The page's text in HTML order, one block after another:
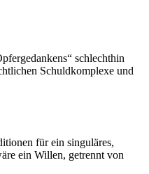
schlechthin
Schuldkomplexe und
für ein singuläres,
ein Willen, getrennt von